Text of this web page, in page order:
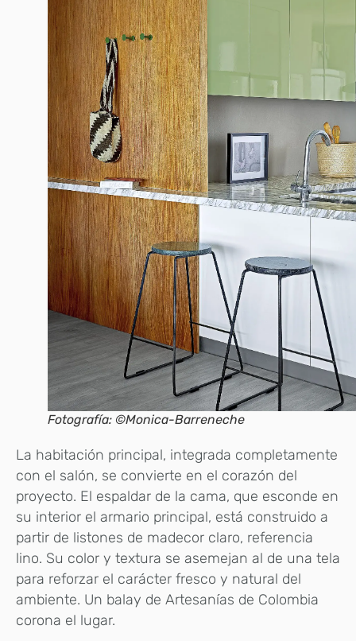
Fotografía: ©Monica-Barreneche
La habitación principal, integrada completamente
con el salón, se convierte en el corazón del
proyecto. El espaldar de la cama, que esconde en
su interior el armario principal, está construido a
partir de listones de madecor claro, referencia
lino. Su color y textura se asemejan al de una tela
para reforzar el carácter fresco y natural del
ambiente. Un balay de Artesanías de Colombia
corona el lugar.